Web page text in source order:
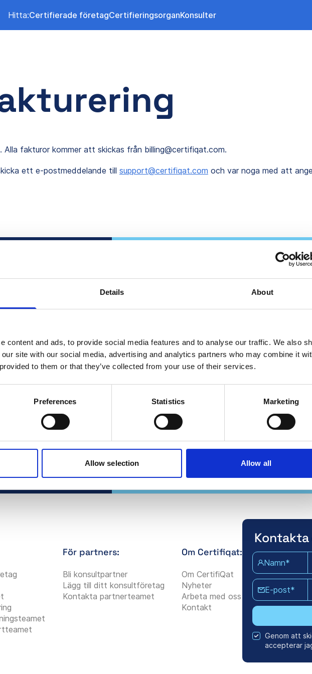
Details About
content and ads, to provide social media features and to analyse our traffic. We also
site with our social media, advertising and analytics partners who may combine it
to them or that they’ve collected from your use of their services.
Preferences Statistics Marketing
Allow selection Allow all
Hitta:Certifierade företagCertifieringsorganKonsulter
fakturor kommer att skickas från billing@certifiqat.com.
ett e-postmeddelande till support@certifiqat.com och var noga med att
Se
det!
säljarna
Partnera med oss och skapa
certifierade
Kontakta oss för mer
För partners:
Bli konsultpartner
Lägg till ditt konsultföretag
Kontakta partnerteamet
Om Certifiqat:
Om CertifiQat
Nyheter
Arbeta med oss
Kontakt
Kontakta
Namn*
E-post*
Genom att
accepterar